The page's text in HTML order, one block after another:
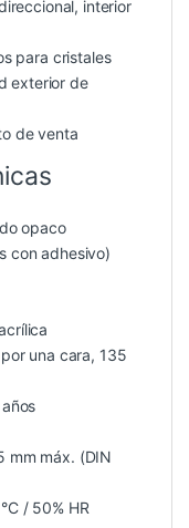
interior
para cristales
exterior de
de venta
opaco
con adhesivo)
una cara, 135
mm máx. (DIN
/ 50% HR